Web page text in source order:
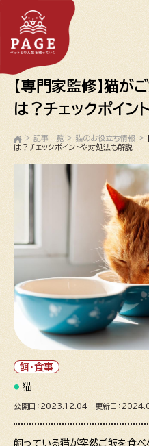
【専門家監修】猫が
は？チェックポイン
> 記事一覧 > 猫のお役立ち情報 >
は？チェックポイントや対処法も解説
餌・食事
猫
公開日：2023.12.04 更新日：
飼っている猫が突然ご飯を食